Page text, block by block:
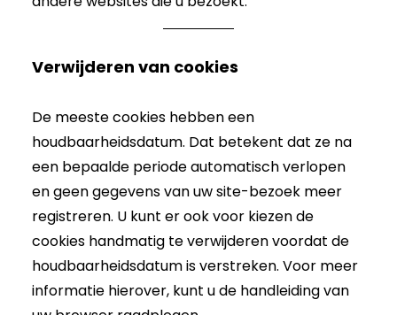
Verwijderen van cookies
De meeste cookies hebben een
houdbaarheidsdatum. Dat betekent dat ze na
een bepaalde periode automatisch verlopen
en geen gegevens van uw site-bezoek meer
registreren. U kunt er ook voor kiezen de
cookies handmatig te verwijderen voordat de
houdbaarheidsdatum is verstreken. Voor meer
informatie hierover, kunt u de handleiding van